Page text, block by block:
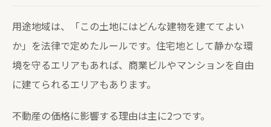
用途地域は、「この土地にはどんな建物を建ててよい
か」を法律で定めたルールです。住宅地として静かな環
境を守るエリアもあれば、商業ビルやマンションを自由
に建てられるエリアもあります。
不動産の価格に影響する理由は主に2つです。